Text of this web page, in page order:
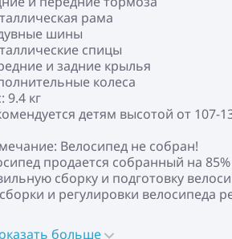
рама
шины
спицы
и задние крылья
колеса
9.4 кг
детям высотой от 107-
Велосипед не собран!
продается собранный на
сборку и подготовку
и регулировки велосипеда
больше